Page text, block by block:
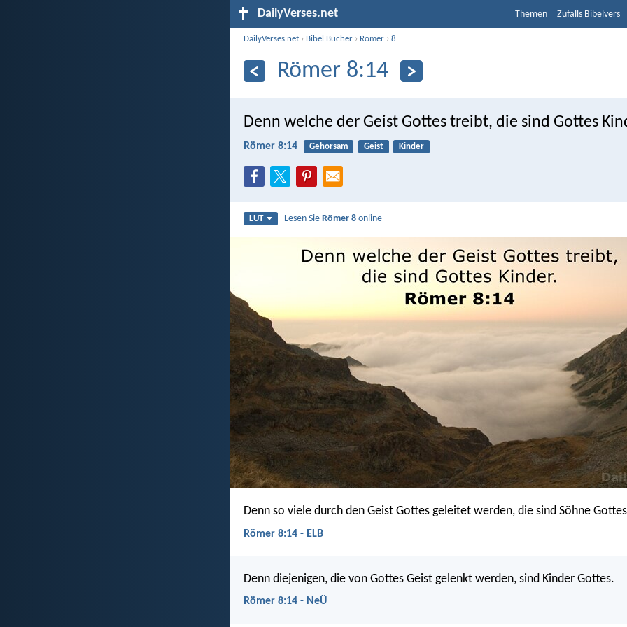
DailyVerses.net Themen Zufalls Bibelvers
DailyVerses.net › Bibel Bücher › Römer ›8
Römer 8:14
Denn welche der Geist Gottes treibt, die sind Gottes
Römer 8:14 Gehorsam Geist Kinder
LUT Lesen SieRömer 8 online
Denn so viele durch den Geist Gottes geleitet werden, die sind Söhne
Römer 8:14 - ELB
Denn diejenigen, die von Gottes Geist gelenkt werden, sind Kinder Gottes.
Römer 8:14 - NeÜ